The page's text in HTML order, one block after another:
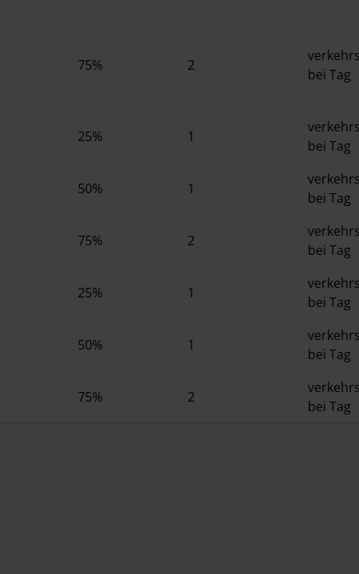
75% 2
bei Tag
25% 1
bei Tag
50% 1
bei Tag
75% 2
bei Tag
25% 1
bei Tag
50% 1
bei Tag
75% 2
bei Tag